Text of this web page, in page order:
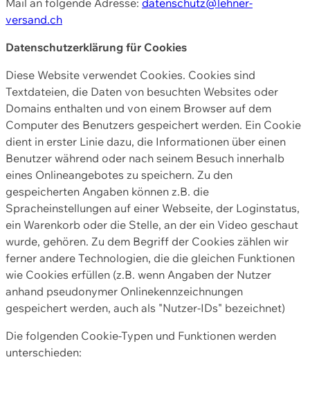
versand.ch
Datenschutzerklärung für Cookies
Diese Website verwendet Cookies. Cookies sind
Textdateien, die Daten von besuchten Websites oder
Domains enthalten und von einem Browser auf dem
Computer des Benutzers gespeichert werden. Ein Cookie
dient in erster Linie dazu, die Informationen über einen
Benutzer während oder nach seinem Besuch innerhalb
eines Onlineangebotes zu speichern. Zu den
gespeicherten Angaben können z.B. die
Spracheinstellungen auf einer Webseite, der Loginstatus,
ein Warenkorb oder die Stelle, an der ein Video geschaut
wurde, gehören. Zu dem Begriff der Cookies zählen wir
ferner andere Technologien, die die gleichen Funktionen
wie Cookies erfüllen (z.B. wenn Angaben der Nutzer
anhand pseudonymer Onlinekennzeichnungen
gespeichert werden, auch als "Nutzer-IDs" bezeichnet)
Die folgenden Cookie-Typen und Funktionen werden
unterschieden: